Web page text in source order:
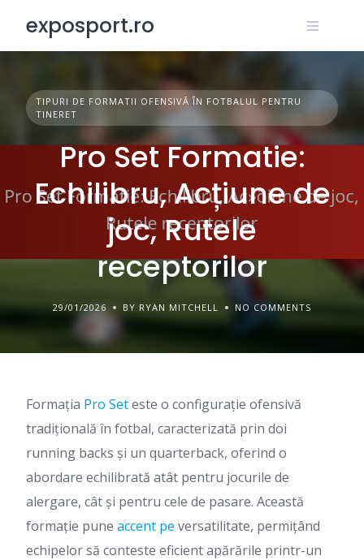
content
exposport.ro
TIPURI DE FORMATII OFENSIVĂ ÎN FOTBALUL PENTRU
TINERET
Pro Set Formatie:
Echilibru, Acțiune de
joc, Rutele
receptorilor
29/01/2026 BY RYAN MITCHELL NO COMMENTS
Formația Pro Seteste o configurație ofensivă
tradițională în fotbal, caracterizată prin doi
running backs și un quarterback, oferind o
abordare echilibrată atât pentru jocurile de
alergare, cât și pentru cele de pasare. Această
formație pune accent pe versatilitate, permițând
echipelor să conteste eficient apărările printr-un